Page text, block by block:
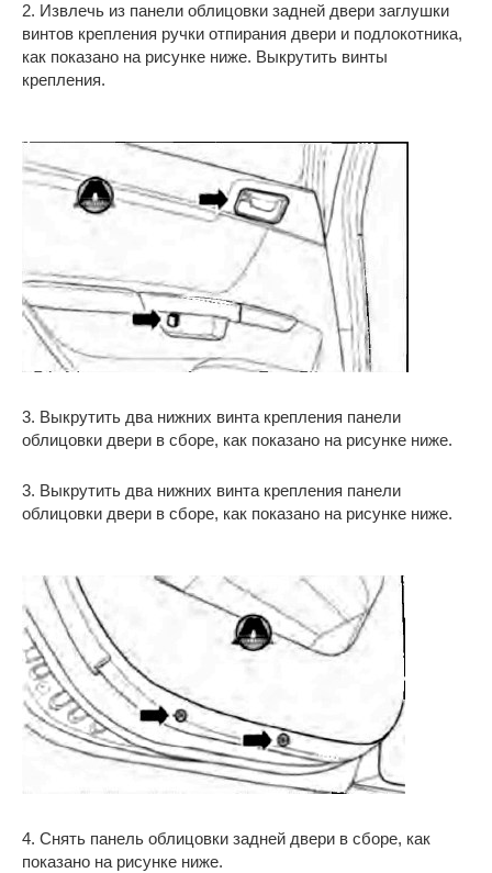
2. Извлечь из панели облицовки задней двери заглушки
винтов крепления ручки отпирания двери и подлокотника,
как показано на рисунке ниже. Выкрутить винты
крепления.
3. Выкрутить два нижних винта крепления панели
облицовки двери в сборе, как показано на рисунке ниже.
3. Выкрутить два нижних винта крепления панели
облицовки двери в сборе, как показано на рисунке ниже.
4. Снять панель облицовки задней двери в сборе, как
показано на рисунке ниже.